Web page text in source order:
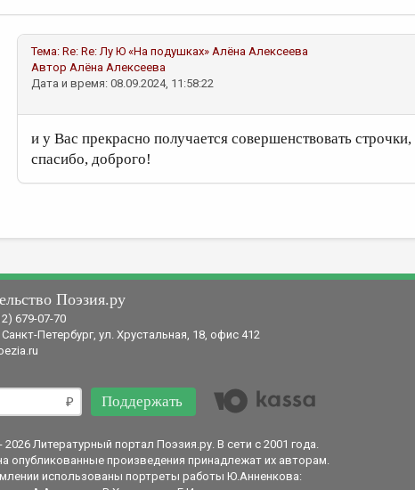
Тема: Re: Re: Лу Ю «На подушках» Алёна Алексеева
Автор Алёна Алексеева
Дата и время: 08.09.2024, 11:58:22
и у Вас прекрасно получается совершенствовать
спасибо, доброго!
Поэзия.ру
679-07-70
Санкт-Петербург, ул. Хрустальная, 18, офис 412
Поддержать
2026 Литературный портал Поэзия.ру. В сети с 2001 года.
опубликованные произведения принадлежат их авторам.
использованы портреты работы Ю.Анненкова: